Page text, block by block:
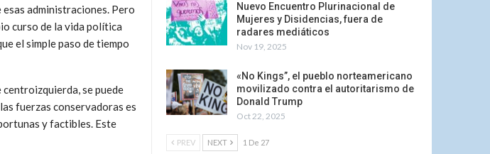
administraciones. Pero
curso de la vida política
el simple paso de tiempo
se puede
fuerzas conservadoras es
y factibles. Este
Nuevo Encuentro Plurinacional de
Mujeres y Disidencias, fuera de
radares mediáticos
Nov 19, 2025
«No Kings”, el pueblo norteamericano
movilizado contra el autoritarismo de
Donald Trump
Oct 22, 2025
PREV NEXT 1 De 27